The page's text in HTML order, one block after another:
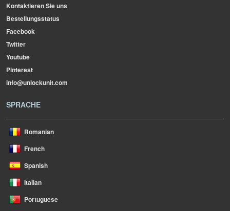
Kontaktieren Sie uns
Bestellungsstatus
Facebook
Twitter
Youtube
Pinterest
info@unlockunit.com
SPRACHE
Romanian
French
Spanish
Italian
Portuguese